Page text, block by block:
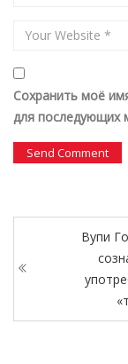
Сохранить моё
для последующих
Вупи